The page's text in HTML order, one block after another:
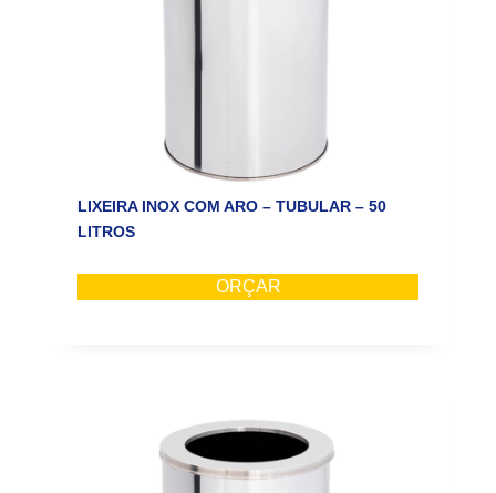
LIXEIRA INOX COM ARO – TUBULAR – 50
LITROS
ORÇAR